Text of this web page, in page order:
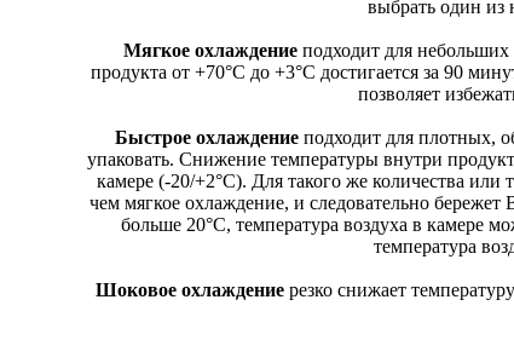
выбрать один из
Мягкое охлаждениеподходит для
продукта от +70°С до +3°С достигается за 90
позволяет
Быстрое охлаждение подходит для плотных,
упаковать. Снижение температуры внутри
камере (-20/+2°С). Для такого же количества или
чем мягкое охлаждение, и следовательно
больше 20°С, температура воздуха в камере
температура
Шоковое охлаждениерезко снижает